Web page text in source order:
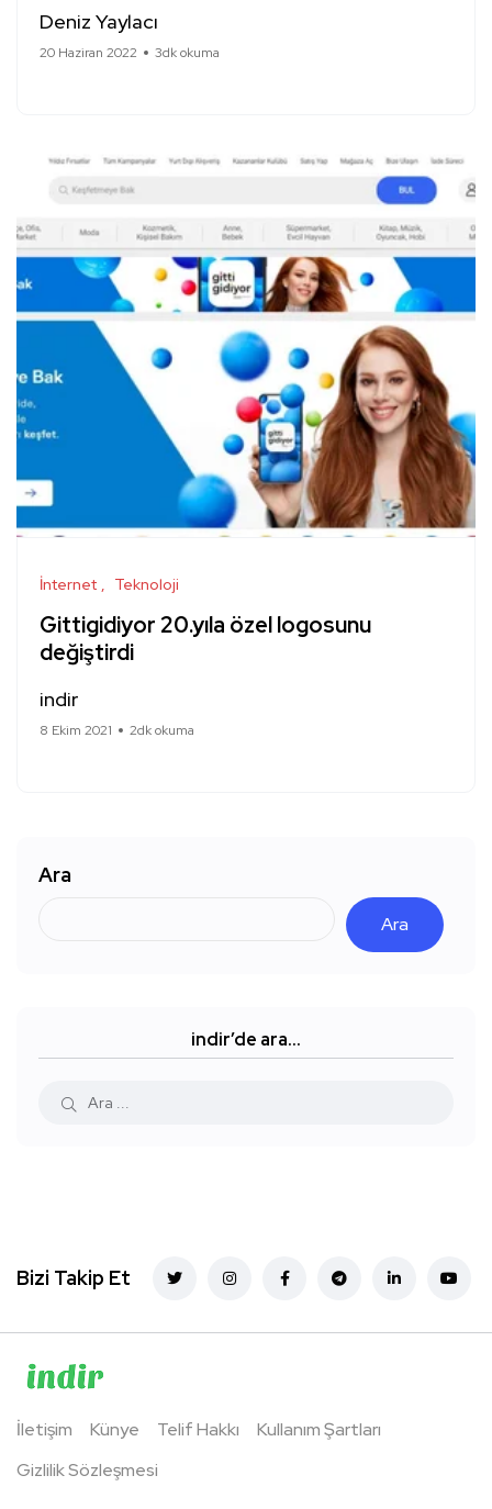
Deniz Yaylacı
20 Haziran 2022 3dk okuma
İnternet Teknoloji
Gittigidiyor 20.yıla özel logosunu
değiştirdi
indir
8 Ekim 2021 2dk okuma
Ara
Ara
indir’de ara…
Bizi Takip Et
İletişim Künye Telif Hakkı
Kullanım Şartları
Gizlilik Sözleşmesi